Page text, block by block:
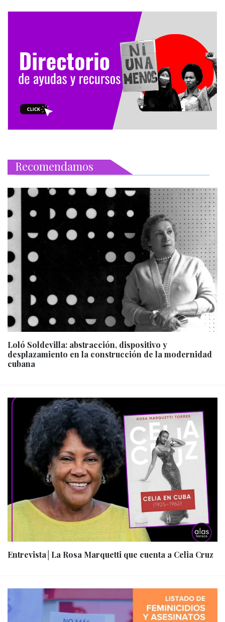
Recomendamos
Loló Soldevilla: abstracción, dispositivo y
desplazamiento en la construcción de la modernidad
cubana
Entrevista│La Rosa Marquetti que cuenta a Celia Cruz